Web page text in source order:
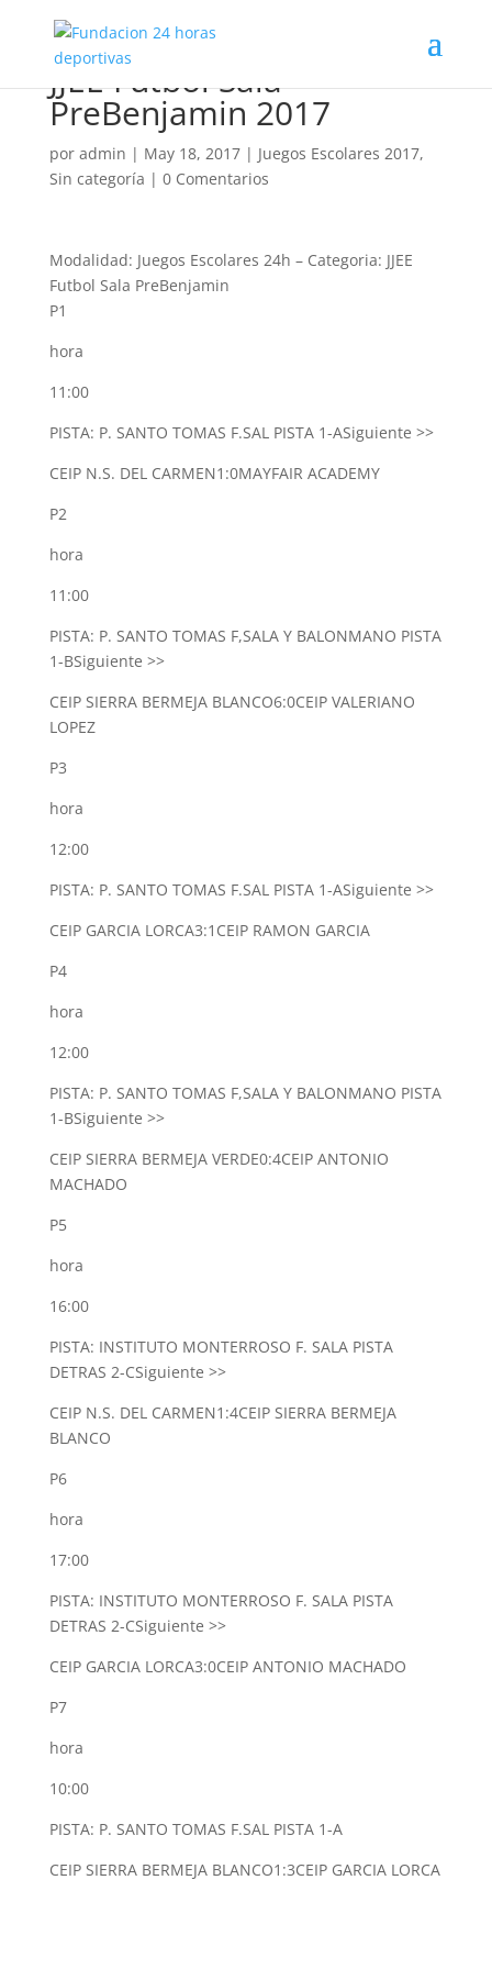
JJEE Futbol Sala
PreBenjamin 2017
por admin | May 18, 2017| Juegos Escolares 2017,
Sin categoría | 0 Comentarios
Modalidad: Juegos Escolares 24h – Categoria: JJEE
Futbol Sala PreBenjamin
P1
hora
11:00
PISTA: P. SANTO TOMAS F.SAL PISTA 1-ASiguiente >>
CEIP N.S. DEL CARMEN1:0MAYFAIR ACADEMY
P2
hora
11:00
PISTA: P. SANTO TOMAS F,SALA Y BALONMANO PISTA
1-BSiguiente >>
CEIP SIERRA BERMEJA BLANCO6:0CEIP VALERIANO
LOPEZ
P3
hora
12:00
PISTA: P. SANTO TOMAS F.SAL PISTA 1-ASiguiente >>
CEIP GARCIA LORCA3:1 CEIP RAMON GARCIA
P4
hora
12:00
PISTA: P. SANTO TOMAS F,SALA Y BALONMANO PISTA
1-BSiguiente >>
CEIP SIERRA BERMEJA VERDE0:4CEIP ANTONIO
MACHADO
P5
hora
16:00
PISTA: INSTITUTO MONTERROSO F. SALA PISTA
DETRAS 2-CSiguiente >>
CEIP N.S. DEL CARMEN1:4CEIP SIERRA BERMEJA
BLANCO
P6
hora
17:00
PISTA: INSTITUTO MONTERROSO F. SALA PISTA
DETRAS 2-CSiguiente >>
CEIP GARCIA LORCA3:0CEIP ANTONIO MACHADO
P7
hora
10:00
PISTA: P. SANTO TOMAS F.SAL PISTA 1-A
CEIP SIERRA BERMEJA BLANCO1:3CEIP GARCIA LORCA